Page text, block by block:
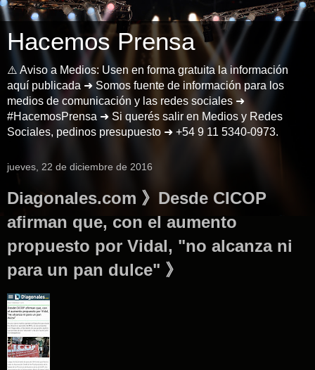
Hacemos Prensa
⚠️ Aviso a Medios: Usen en forma gratuita la información
aquí publicada ➜ Somos fuente de información para los
medios de comunicación y las redes sociales ➜
#HacemosPrensa ➜ Si querés salir en Medios y Redes
Sociales, pedinos presupuesto ➜ +54 9 11 5340-0973.
jueves, 22 de diciembre de 2016
Diagonales.com 》Desde CICOP
afirman que, con el aumento
propuesto por Vidal, "no alcanza ni
para un pan dulce" 》